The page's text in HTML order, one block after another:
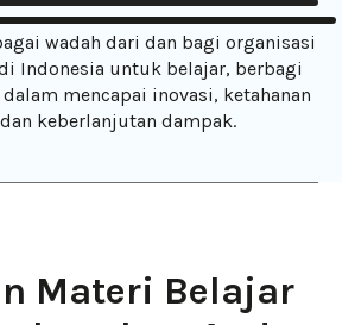
wadah dari dan bagi organisasi
Indonesia untuk belajar, berbagi
mencapai inovasi, ketahanan
keberlanjutan dampak.
Materi Belajar